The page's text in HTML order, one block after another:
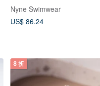
Nyne Swimwear
US$ 86.24
8 折